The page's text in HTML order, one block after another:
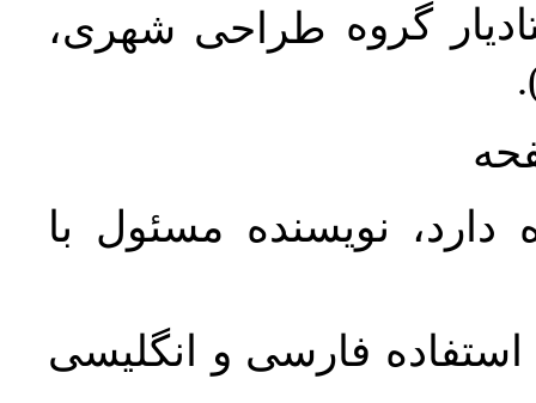
گروه طراحی شهری،
نویسنده مسئول با
استفاده فارسی و انگلیسی